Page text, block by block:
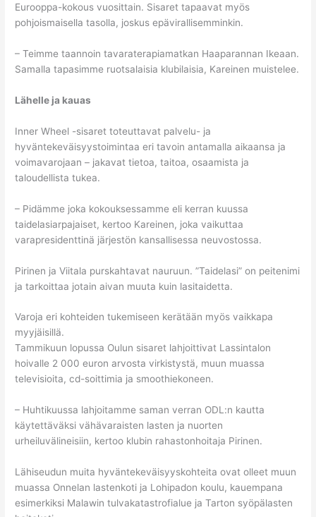
Eurooppa-kokous vuosittain. Sisaret tapaavat myös
pohjoismaisella tasolla, joskus epävirallisemminkin.
– Teimme taannoin tavaraterapiamatkan Haaparannan Ikeaan.
Samalla tapasimme ruotsalaisia klubilaisia, Kareinen muistelee.
Lähelle ja kauas
Inner Wheel -sisaret toteuttavat palvelu- ja
hyväntekeväisyystoimintaa eri tavoin antamalla aikaansa ja
voimavarojaan – jakavat tietoa, taitoa, osaamista ja
taloudellista tukea.
– Pidämme joka kokouksessamme eli kerran kuussa
taidelasiarpajaiset, kertoo Kareinen, joka vaikuttaa
varapresidenttinä järjestön kansallisessa neuvostossa.
Pirinen ja Viitala purskahtavat nauruun. ”Taidelasi” on peitenimi
ja tarkoittaa jotain aivan muuta kuin lasitaidetta.
Varoja eri kohteiden tukemiseen kerätään myös vaikkapa
myyjäisillä.
Tammikuun lopussa Oulun sisaret lahjoittivat Lassintalon
hoivalle 2 000 euron arvosta virkistystä, muun muassa
televisioita, cd-soittimia ja smoothiekoneen.
– Huhtikuussa lahjoitamme saman verran ODL:n kautta
käytettäväksi vähävaraisten lasten ja nuorten
urheiluvälineisiin, kertoo klubin rahastonhoitaja Pirinen.
Lähiseudun muita hyväntekeväisyyskohteita ovat olleet muun
muassa Onnelan lastenkoti ja Lohipadon koulu, kauempana
esimerkiksi Malawin tulvakatastrofialue ja Tarton syöpälasten